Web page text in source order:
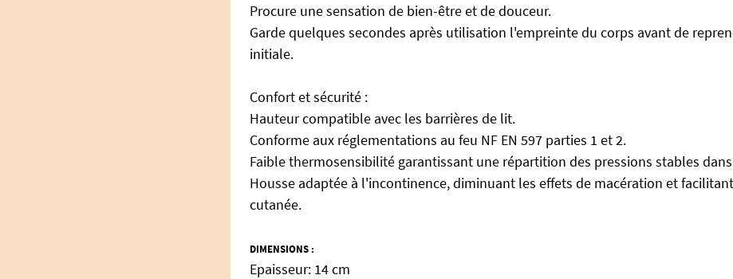
Procure une sensation de bien-être et de douceur.
Garde quelques secondes après utilisation l'empreinte du corps avant de
initiale.
Confort et sécurité :
Hauteur compatible avec les barrières de lit.
Conforme aux réglementations au feu NF EN 597 parties 1 et 2.
Faible thermosensibilité garantissant une répartition des pressions stables
Housse adaptée à l'incontinence, diminuant les effets de macération et
cutanée.
DIMENSIONS :
Epaisseur: 14 cm